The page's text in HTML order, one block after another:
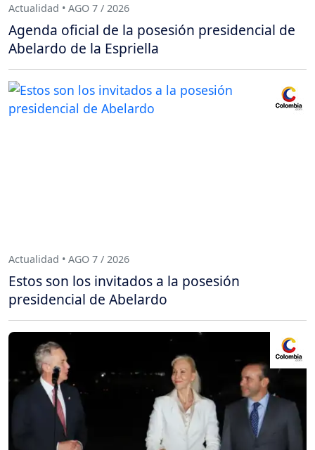
Actualidad • AGO 7 / 2026
Agenda oficial de la posesión presidencial de
Abelardo de la Espriella
Actualidad • AGO 7 / 2026
Estos son los invitados a la posesión
presidencial de Abelardo